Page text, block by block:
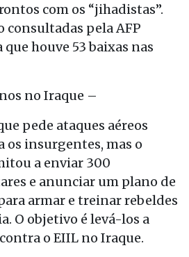
com os “jihadistas”.
consultadas pela AFP
houve 53 baixas nas
no Iraque –
pede ataques aéreos
os insurgentes, mas o
a enviar 300
e anunciar um plano de
armar e treinar rebeldes
O objetivo é levá-los a
o EIIL no Iraque.